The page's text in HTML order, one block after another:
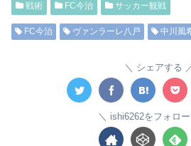
戦術 FC今治 サッカー観戦
FC今治 ヴァンラーレ八戸 中川風
シェアする
ishi6262をフォロ